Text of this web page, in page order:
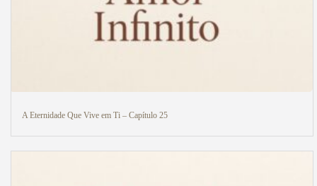
A Eternidade Que Vive em Ti – Capítulo 25